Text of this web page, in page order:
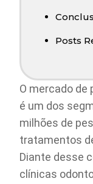
Posts
O mercado de
é um dos
milhões de
tratamentos
Diante desse
clínicas